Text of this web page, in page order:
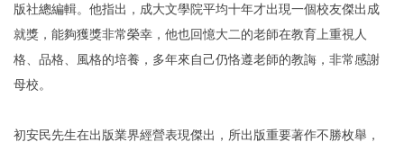
版社總編輯。他指出，成大文學院平均十年才出現一個校友傑出成
就獎，能夠獲獎非常榮幸，他也回憶大二的老師在教育上重視人
格、品格、風格的培養，多年來自己仍恪遵老師的教誨，非常感謝
母校。
初安民先生在出版業界經營表現傑出，所出版重要著作不勝枚舉，